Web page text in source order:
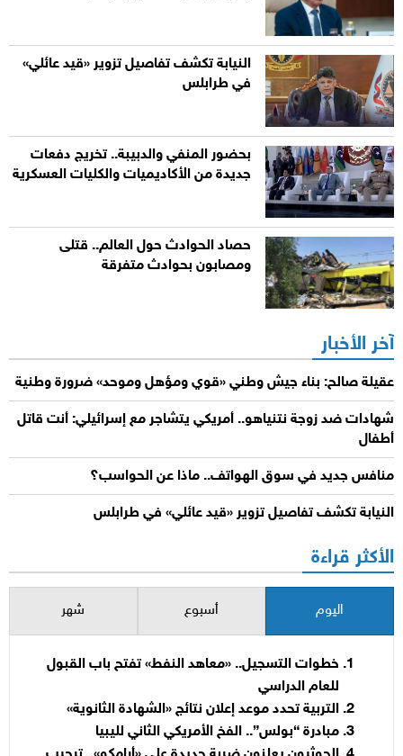
النيابة تكشف تفاصيل تزوير «قيد عائلي»
في طرابلس
بحضور المنفي والدبيبة.. تخريج دفعات
جديدة من الأكاديميات والكليات العسكرية
حصاد الحوادث حول العالم.. قتلى
ومصابون بحوادث متفرقة
آخر الأخبار
عقيلة صالح: بناء جيش وطني «قوي ومؤهل وموحد» ضرورة وطنية
شهادات ضد زوجة نتنياهو.. أمريكي يتشاجر مع إسرائيلي: أنت قاتل
أطفال
منافس جديد في سوق الهواتف.. ماذا عن الحواسب؟
النيابة تكشف تفاصيل تزوير «قيد عائلي» في طرابلس
الأكثر قراءة
اليوم أسبوع شهر
خطوات التسجيل.. «معاهد النفط» تفتح باب القبول
للعام الدراسي
التربية تحدد موعد إعلان نتائج «الشهادة الثانوية»
مبادرة “بولس”.. الفخ الأمريكي الثاني لليبيا